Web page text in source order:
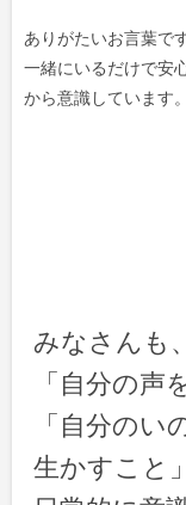
ありがたいお言葉で
一緒にいるだけで安
から意識しています。
みなさんも、
「自分の声
「自分の
生かすこと」